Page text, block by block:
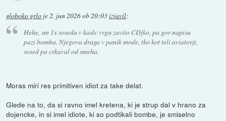
globoko grlo je 2. jun 2026 ob 20:03izjavil:
Hehe, sm 1x sosedu v kaslc vrgu zavito CDjko, pa gor napisu
pazi bomba. Njegova draga v panik mode, tko kot teli aviatorji,
sosed pa crkaval od smeha.
Moras miri res primitiven idiot za take delat.
Glede na to, da si ravno imel kretena, ki je strup dal v hrano za
dojencke, in si imel idiote, ki so podtikali bombe, je smiselno